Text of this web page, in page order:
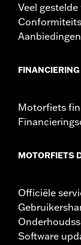
Veel gestelde
Aanbiedingen
FINANCIERING
Motorfiets
MOTORFIETS
Officiële
Software